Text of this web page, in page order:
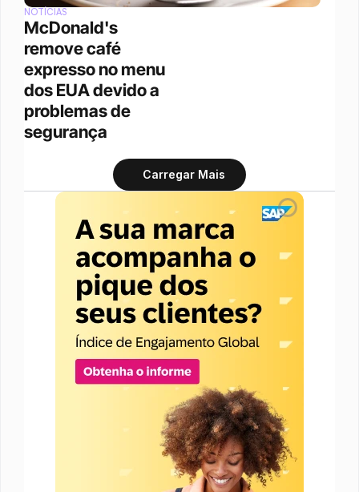
NOTÍCIAS
McDonald's
remove café
expresso no menu
dos EUA devido a
problemas de
segurança
Carregar Mais